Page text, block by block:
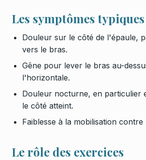
Les symptômes typiques
Douleur sur le côté de l'épaule,
vers le bras.
Gêne pour lever le bras au-
l'horizontale.
Douleur nocturne, en particulier
le côté atteint.
Faiblesse à la mobilisation contre
Le rôle des exercices